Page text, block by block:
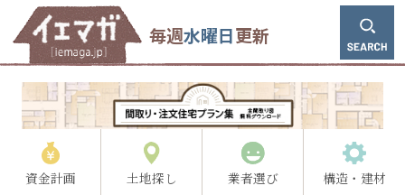
毎週水曜日更新
資金計画 土地探し 業者選び 構造・建材